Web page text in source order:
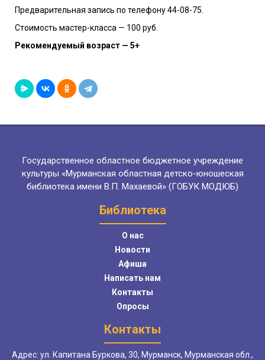
Предварительная запись по телефону 44-08-75.
Стоимость мастер-класса — 100 руб.
Рекомендуемый возраст — 5+
Государственное областное бюджетное учреждение
культуры «Мурманская областная детско-юношеская
библиотека имени В.П. Махаевой» (ГОБУК МОДЮБ)
Библиотека
О нас
Новости
Афиша
Написать нам
Контакты
Опросы
Контакты
Адрес: ул. Капитана Буркова, 30, Мурманск, Мурманская обл.,